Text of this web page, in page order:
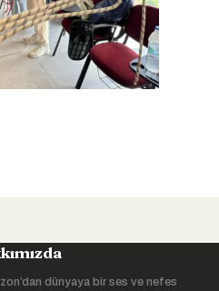
dünyaya bir ses ve nefes